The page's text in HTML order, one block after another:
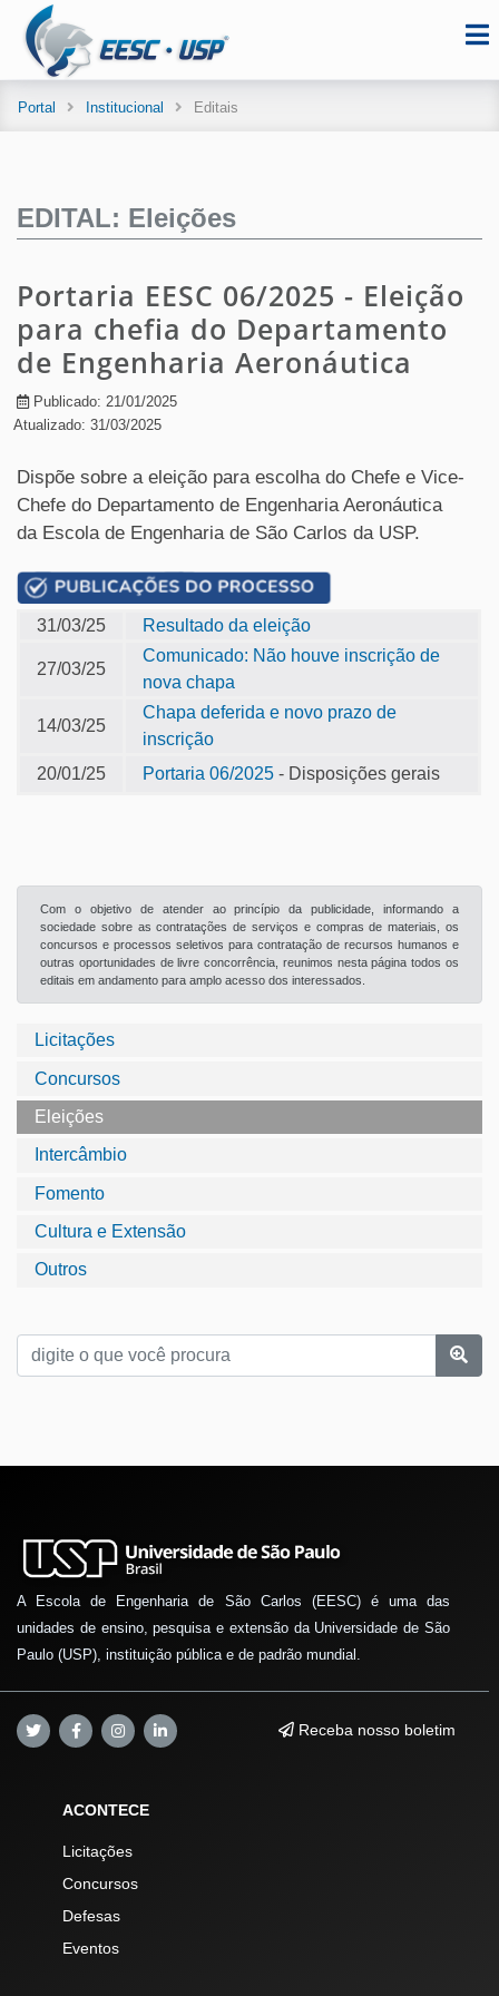
Portal Institucional Editais
Licitações
Concursos
Eleições
Intercâmbio
Fomento
Cultura e Extensão
Outros
EDITAL: Eleições
Portaria EESC 06/2025 - Eleição
para chefia do Departamento
de Engenharia Aeronáutica
Publicado: 21/01/2025
Atualizado: 31/03/2025
Dispõe sobre a eleição para escolha do Chefe e Vice-
Chefe do Departamento de Engenharia Aeronáutica
da Escola de Engenharia de São Carlos da USP.
31/03/25 Resultado da eleição
27/03/25
Comunicado: Não houve inscrição de
nova chapa
14/03/25
Chapa deferida e novo prazo de
inscrição
20/01/25
Portaria 06/2025 - Disposições gerais
Com o objetivo de atender ao princípio da publicidade, informando a
sociedade sobre as contratações de serviços e compras de materiais, os
concursos e processos seletivos para contratação de recursos humanos e
outras oportunidades de livre concorrência, reunimos nesta página todos os
editais em andamento para amplo acesso dos interessados.
A Escola de Engenharia de São Carlos (EESC) é uma das
unidades de ensino, pesquisa e extensão da Universidade de São
Paulo (USP), instituição pública e de padrão mundial.
Receba nosso boletim
ACONTECE
Licitações
Concursos
Defesas
Eventos